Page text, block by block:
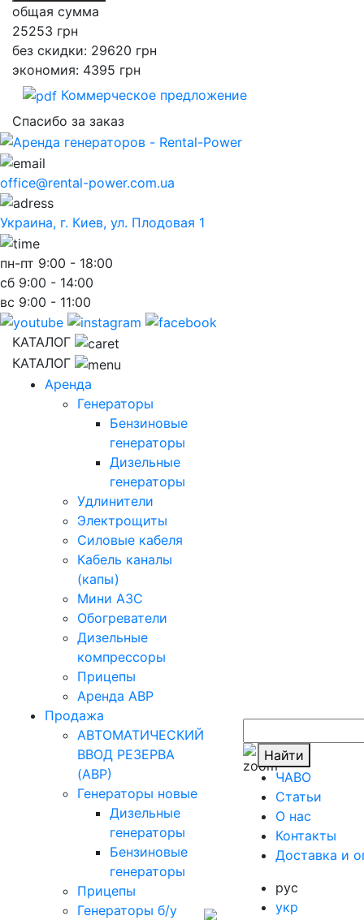
общая сумма
25253 грн
без скидки: 29620 грн
экономия: 4395 грн
Коммерческое предложение
Спасибо за заказ
office@rental-power.com.ua
Украина, г. Киев, ул. Плодовая 1
пн-пт 9:00 - 18:00
сб 9:00 - 14:00
вс 9:00 - 11:00
КАТАЛОГ
КАТАЛОГ
Аренда
Генераторы
Бензиновые
генераторы
Дизельные
генераторы
Удлинители
Электрощиты
Силовые кабеля
Кабель каналы
(капы)
Мини АЗС
Обогреватели
Дизельные
компрессоры
Прицепы
Аренда АВР
Продажа
АВТОМАТИЧЕСКИЙ
ВВОД РЕЗЕРВА
(АВР)
Генераторы новые
Дизельные
генераторы
Бензиновые
генераторы
Прицепы
Генераторы б/у
Найти
ЧАВО
Cтатьи
O нас
Контакты
Доставка и
рус
укр